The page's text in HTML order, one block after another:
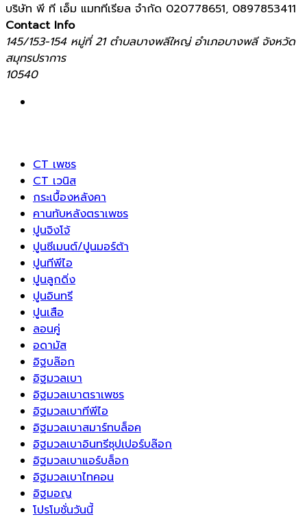
บริษัท พี ที เอ็ม แมททีเรียล จำกัด 020778651, 0897853411
Contact Info
145/153-154 หมู่ที่ 21 ตำบลบางพลีใหญ่ อำเภอบางพลี จังหวัด
สมุทรปราการ
10540
CT เพชร
CT เวนิส
กระเบื้องหลังคา
คานทับหลังตราเพชร
ปูนจิงโจ้
ปูนซีเมนต์/ปูนมอร์ต้า
ปูนทีพีไอ
ปูนลูกดิ่ง
ปูนอินทรี
ปูนเสือ
ลอนคู่
อดามัส
อิฐบล๊อก
อิฐมวลเบา
อิฐมวลเบาตราเพชร
อิฐมวลเบาทีพีไอ
อิฐมวลเบาสมาร์ทบล็อค
อิฐมวลเบาอินทรีซุปเปอร์บล๊อก
อิฐมวลเบาแอร์บล็อก
อิฐมวลเบาไทคอน
อิฐมอญ
โปรโมชั่นวันนี้